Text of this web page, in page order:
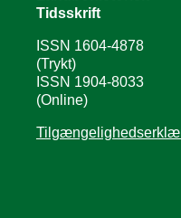
Tidsskrift
ISSN 1604-4878
(Trykt)
ISSN 1904-8033
(Online)